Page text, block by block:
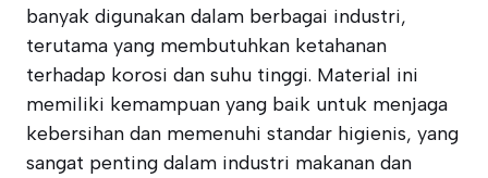
banyak digunakan dalam berbagai industri,
terutama yang membutuhkan ketahanan
terhadap korosi dan suhu tinggi. Material ini
memiliki kemampuan yang baik untuk menjaga
kebersihan dan memenuhi standar higienis, yang
sangat penting dalam industri makanan dan